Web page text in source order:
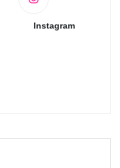
Instagram